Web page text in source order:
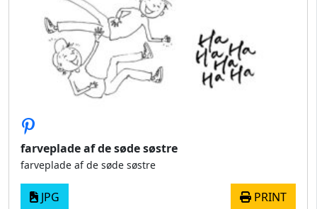
farveplade af de søde søstre
farveplade af de søde søstre
JPG PRINT